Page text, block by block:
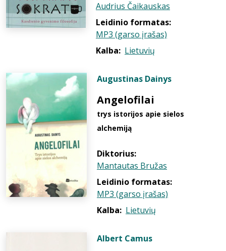
Audrius Čaikauskas
Leidinio formatas:
MP3 (garso įrašas)
Kalba: Lietuvių
Augustinas Dainys
Angelofilai
trys istorijos apie sielos
alchemiją
Diktorius:
Mantautas Bružas
Leidinio formatas:
MP3 (garso įrašas)
Kalba: Lietuvių
Albert Camus